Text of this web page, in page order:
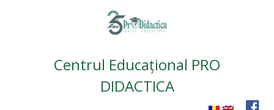
Centrul Educațional PRO
DIDACTICA